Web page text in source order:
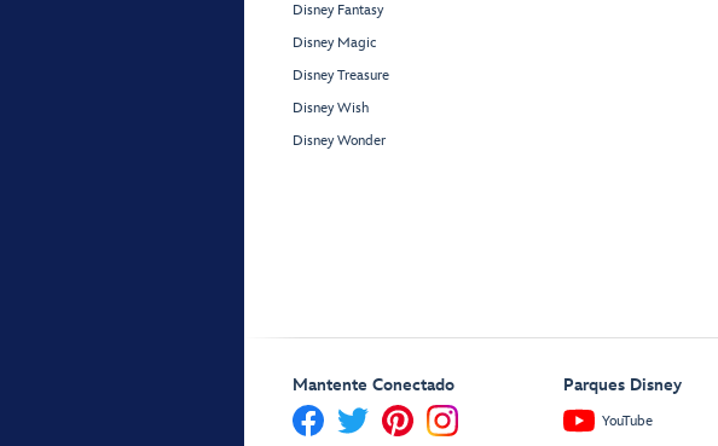
Disney Fantasy
Disney Magic
Disney Treasure
Disney Wish
Disney Wonder
Mantente Conectado Parques Disney
YouTube